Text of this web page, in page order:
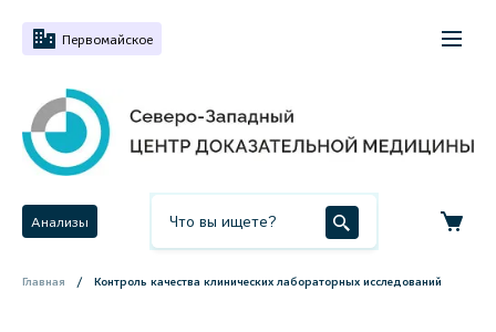
Первомайское
Анализы
Главная Контроль качества клинических лабораторных исследований